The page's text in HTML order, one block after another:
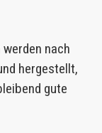
nach
hergestellt,
gute